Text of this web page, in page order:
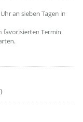
an sieben Tagen in
favorisierten Termin